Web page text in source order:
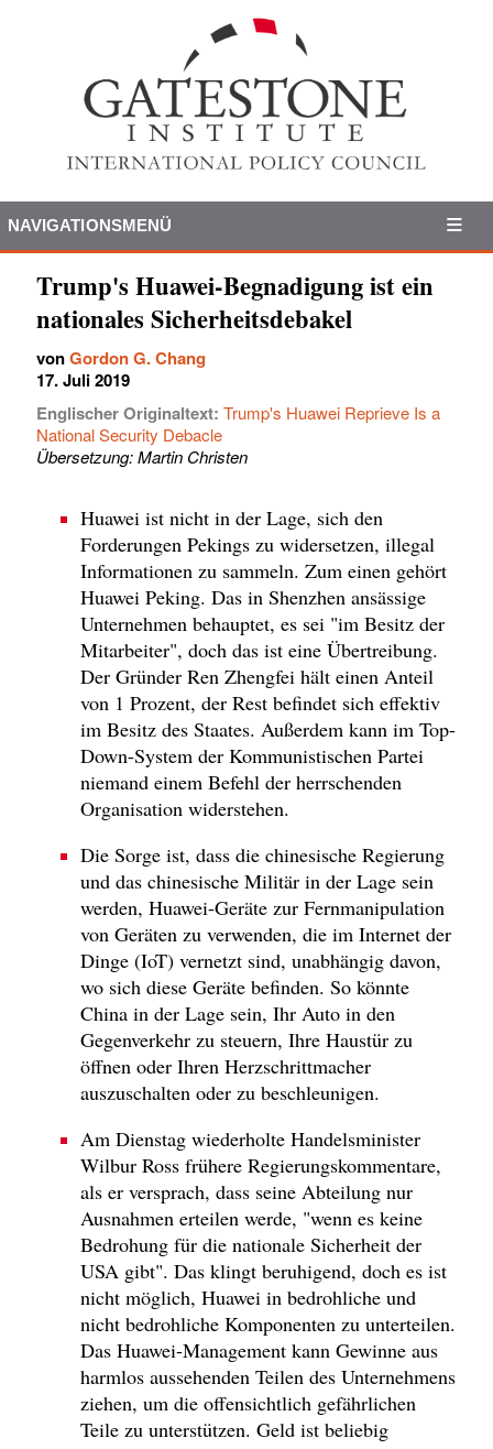
NAVIGATIONSMENÜ
Trump's Huawei-Begnadigung ist ein
nationales Sicherheitsdebakel
vonGordon G. Chang
17. Juli 2019
Englischer Originaltext: Trump's Huawei Reprieve Is a
National Security Debacle
Übersetzung: Martin Christen
Huawei ist nicht in der Lage, sich den
Forderungen Pekings zu widersetzen, illegal
Informationen zu sammeln. Zum einen gehört
Huawei Peking. Das in Shenzhen ansässige
Unternehmen behauptet, es sei "im Besitz der
Mitarbeiter", doch das ist eine Übertreibung.
Der Gründer Ren Zhengfei hält einen Anteil
von 1 Prozent, der Rest befindet sich effektiv
im Besitz des Staates. Außerdem kann im Top-
Down-System der Kommunistischen Partei
niemand einem Befehl der herrschenden
Organisation widerstehen.
Die Sorge ist, dass die chinesische Regierung
und das chinesische Militär in der Lage sein
werden, Huawei-Geräte zur Fernmanipulation
von Geräten zu verwenden, die im Internet der
Dinge (IoT) vernetzt sind, unabhängig davon,
wo sich diese Geräte befinden. So könnte
China in der Lage sein, Ihr Auto in den
Gegenverkehr zu steuern, Ihre Haustür zu
öffnen oder Ihren Herzschrittmacher
auszuschalten oder zu beschleunigen.
Am Dienstag wiederholte Handelsminister
Wilbur Ross frühere Regierungskommentare,
als er versprach, dass seine Abteilung nur
Ausnahmen erteilen werde, "wenn es keine
Bedrohung für die nationale Sicherheit der
USA gibt". Das klingt beruhigend, doch es ist
nicht möglich, Huawei in bedrohliche und
nicht bedrohliche Komponenten zu unterteilen.
Das Huawei-Management kann Gewinne aus
harmlos aussehenden Teilen des Unternehmens
ziehen, um die offensichtlich gefährlichen
Teile zu unterstützen. Geld ist beliebig